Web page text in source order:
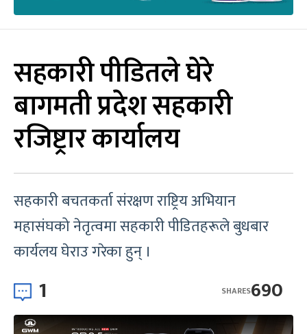
सहकारी पीडितले घेरे
बागमती प्रदेश सहकारी
रजिष्ट्रार कार्यालय
सहकारी बचतकर्ता संरक्षण राष्ट्रिय अभियान
महासंघको नेतृत्वमा सहकारी पीडितहरूले बुधबार
कार्यलय घेराउ गरेका हुन् ।
1 690
SHARES